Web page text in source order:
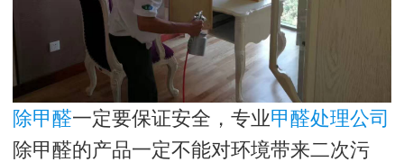
除甲醛一定要保证安全，专业甲醛处理公司
除甲醛的产品一定不能对环境带来二次污